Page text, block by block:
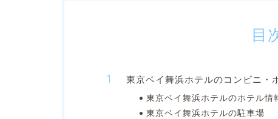
目
東京ベイ舞浜ホテルのコンビニ・
東京ベイ舞浜ホテルのホテル情
東京ベイ舞浜ホテルの駐車場